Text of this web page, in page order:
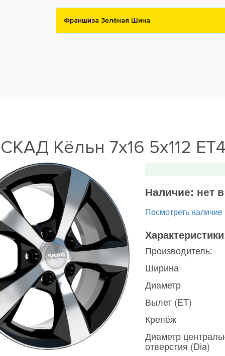
Франшиза Зелёная Шина
Кёльн 7x16 5x112
Наличие: нет
Посмотреть
Производитель:
Ширина
Диаметр
Вылет (ET)
Крепёж
Диаметр
отверстия (Dia)